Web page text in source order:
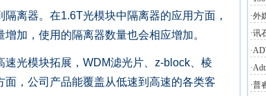
器。在1.6T光模块中隔离器的应用方面，
加，使用的隔离器数量也会相应增加。
光模块拓展，WDM滤光片、z-block、棱
，公司产品能覆盖从低速到高速的各类客